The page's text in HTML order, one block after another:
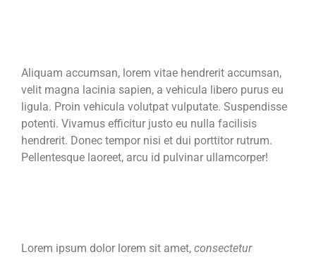
Aliquam accumsan, lorem vitae hendrerit accumsan,
velit magna lacinia sapien, a vehicula libero purus eu
ligula. Proin vehicula volutpat vulputate. Suspendisse
potenti. Vivamus efficitur justo eu nulla facilisis
hendrerit. Donec tempor nisi et dui porttitor rutrum.
Pellentesque laoreet, arcu id pulvinar ullamcorper!
Lorem ipsum dolor lorem sit amet, consectetur